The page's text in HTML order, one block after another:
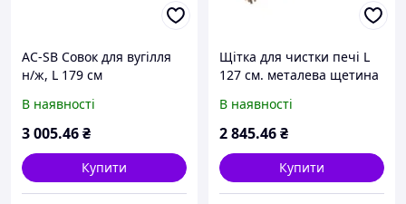
AC-SB Совок для вугілля
н/ж, L 179 см
В наявності
3 005.46₴
Купити
Щітка для чистки печі L
127 см. металева щетина
В наявності
2 845.46₴
Купити